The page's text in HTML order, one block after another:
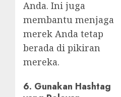
Anda. Ini juga
membantu menjaga
merek Anda tetap
berada di pikiran
mereka.
6. Gunakan Hashtag